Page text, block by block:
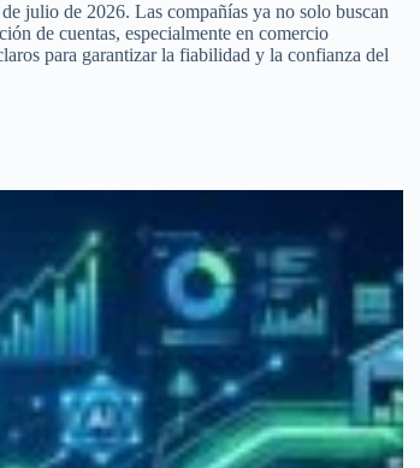
julio de 2026. Las compañías ya no solo buscan
de cuentas, especialmente en comercio
para garantizar la fiabilidad y la confianza del